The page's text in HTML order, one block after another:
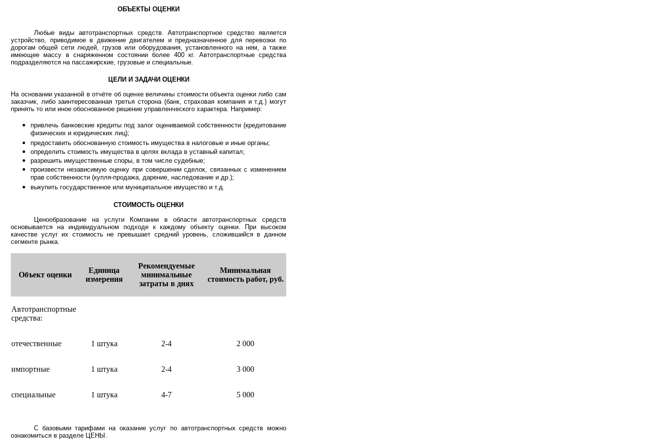
ОБЪЕКТЫ ОЦЕНКИ
Любые виды автотранспортных средств. Автотранспортное средство является
устройство, приводимое в движение двигателем и предназначенное для перевозки по
дорогам общей сети людей, грузов или оборудования, установленного на нем, а также
имеющее массу в снаряженном состоянии более 400 кг. Автотранспортные средства
подразделяются на пассажирские, грузовые и специальные.
ЦЕЛИ И ЗАДАЧИ ОЦЕНКИ
На основании указанной в отчёте об оценке величины стоимости объекта оценки либо сам
заказчик, либо заинтересованная третья сторона (банк, страховая компания и т.д.) могут
принять то или иное обоснованное решение управленческого характера. Например:
привлечь банковские кредиты под залог оцениваемой собственности (кредитование
физических и юридических лиц);
предоставить обоснованную стоимость имущества в налоговые и иные органы;
определить стоимость имущества в целях вклада в уставный капитал;
разрешить имущественные споры, в том числе судебные;
произвести независимую оценку при совершении сделок, связанных с изменением
прав собственности (купля-продажа, дарение, наследование и др.);
выкупить государственное или муниципальное имущество и т.д.
СТОИМОСТЬ ОЦЕНКИ
Ценообразование на услуги Компании в области автотранспортных средств
основывается на индивидуальном подходе к каждому объекту оценки. При высоком
качестве услуг их стоимость не превышает средний уровень, сложившийся в данном
сегменте рынка.
Объект оценки
Единица
измерения
Рекомендуемые
минимальные
затраты в днях
Минимальная
стоимость работ, руб.
Автотранспортные
средства:
отечественные 1 штука 2-4 2 000
импортные 1 штука 2-4 3 000
специальные 1 штука 4-7 5 000
С базовыми тарифами на оказание услуг по автотранспортных средств можно
ознакомиться в разделе ЦЕНЫ.